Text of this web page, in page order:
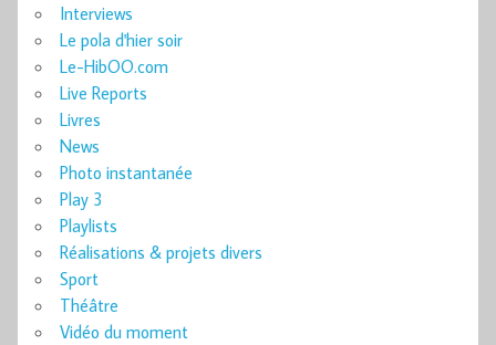
Interviews
Le pola d'hier soir
Le-HibOO.com
Live Reports
Livres
News
Photo instantanée
Play 3
Playlists
Réalisations & projets divers
Sport
Théâtre
Vidéo du moment